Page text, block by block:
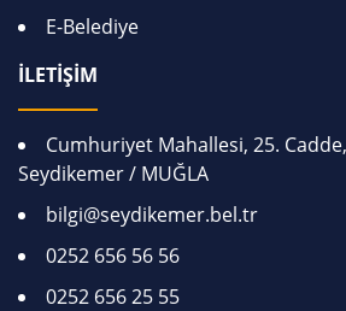
E-Belediye
İLETİŞİM
Cumhuriyet Mahallesi, 25.
Seydikemer / MUĞLA
bilgi@seydikemer.bel.tr
0252 656 56 56
0252 656 25 55